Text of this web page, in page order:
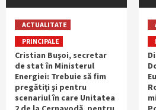
ACTUALITATE
PRINCIPALE
Cristian Buşoi, secretar
de stat în Ministerul
Energiei: Trebuie să fim
pregătiţi şi pentru
scenariul în care Unitatea